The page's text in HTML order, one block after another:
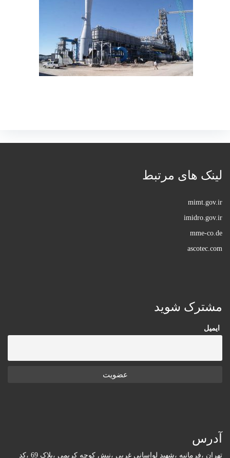
لینک های مرتبط
mimt.gov.ir
imidro.gov.ir
mme-co.de
ascotec.com
مشترک شوید
ایمیل
آدرس
تهران ،فرمانیه ،شهید لواسانی غربی ،نبش کوچه کریمی ،پلاک 69 ،کد